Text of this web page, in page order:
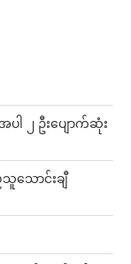
ါ ၂ ဦးပျောက်ဆုံး
သောင်းချီ